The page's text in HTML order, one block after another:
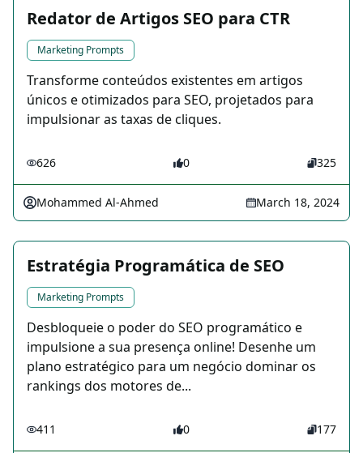
Redator de Artigos SEO para CTR
Marketing Prompts
Transforme conteúdos existentes em artigos
únicos e otimizados para SEO, projetados para
impulsionar as taxas de cliques.
626 0 325
Mohammed Al-Ahmed March 18, 2024
Estratégia Programática de SEO
Marketing Prompts
Desbloqueie o poder do SEO programático e
impulsione a sua presença online! Desenhe um
plano estratégico para um negócio dominar os
rankings dos motores de...
411 0 177